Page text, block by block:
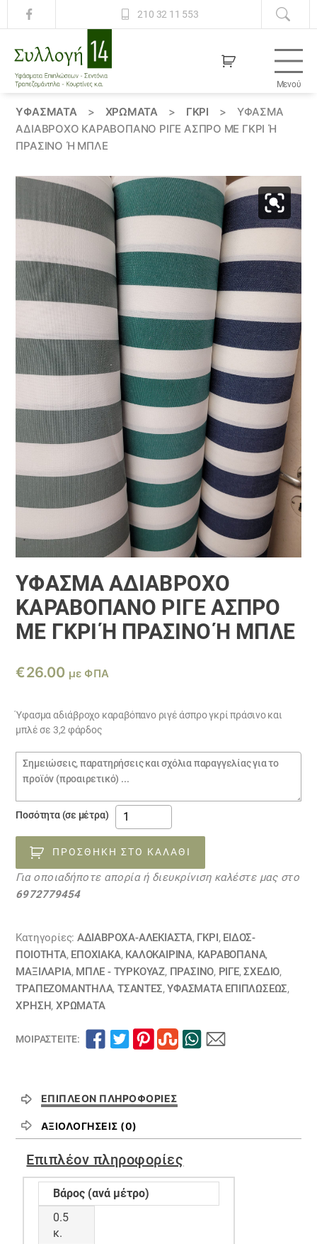
210 32 11 553
14
Μενού
ΥΦΆΣΜΑΤΑ > ΧΡΏΜΑΤΑ > ΓΚΡΙ >
ΎΦΑΣΜΑ
ΑΔΙΆΒΡΟΧΟ ΚΑΡΑΒΌΠΑΝΟ ΡΙΓΈ ΆΣΠΡΟ ΜΕ ΓΚΡΊ Ή Π
ΡΆΣΙΝΟ Ή ΜΠΛΈ
ΎΦΑΣΜΑ ΑΔΙΆΒΡΟΧΟ
ΚΑΡΑΒΌΠΑΝΟ ΡΙΓΈ ΆΣΠΡΟ
ΜΕ ΓΚΡΊ Ή ΠΡΆΣΙΝΟ Ή ΜΠΛΈ
€26.00 με ΦΠΑ
Ύφασμα αδιάβροχο καραβόπανο ριγέ άσπρο γκρί πράσινο και
μπλέ σε 3,2 φάρδος
Σημειώσεις
παραγγελίας
Ποσότητα (σε μέτρα)
Ύφασμα
αδιάβροχο
καραβόπανο
ριγέ
άσπρο
ή
πράσινο
ή
μπλέ
ΠΡΟΣΘΉΚΗ ΣΤΟ ΚΑΛΆΘΙ
Για οποιαδήποτε απορία ή διευκρίνιση καλέστε μας στο
6972779454
Κατηγορίες: ΑΔΙΆΒΡΟΧΑ-ΑΛΈΚΙΑΣΤΑ, ΓΚΡΙ , ΕΙΔΟΣ-
ΠΟΙΟΤΗΤΑ, ΕΠΟΧΙΑΚΑ, ΚΑΛΟΚΑΙΡΙΝΑ, ΚΑΡΑΒΌΠΑΝΑ,
ΜΑΞΙΛΆΡΙΑ, ΜΠΛΕ - ΤΥΡΚΟΥΑΖ, ΠΡΑΣΙΝΟ, ΡΙΓΈ,ΣΧΕΔΙΟ,
ΤΡΑΠΕΖΟΜΆΝΤΗΛΑ,ΤΣΆΝΤΕΣ,ΥΦΆΣΜΑΤΑ ΕΠΙΠΛΏΣΕΩΣ,
ΧΡΗΣΗ, ΧΡΏΜΑΤΑ
ΜΟΙΡΑΣΤΕΊΤΕ:
ΕΠΙΠΛΈΟΝ ΠΛΗΡΟΦΟΡΊΕΣ
ΑΞΙΟΛΟΓΉΣΕΙΣ (0)
Επιπλέον πληροφορίες
Βάρος (ανά μέτρο)
0.5
κ.